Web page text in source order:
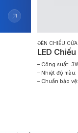
ĐÈN CHIẾU CỬA
LED
– Công suất:
– Nhiệt độ
– Chuẩn bảo